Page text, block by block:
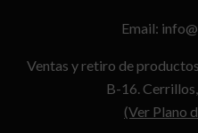
Email:
Ventas y retiro de
B-16.
(Ver Plano